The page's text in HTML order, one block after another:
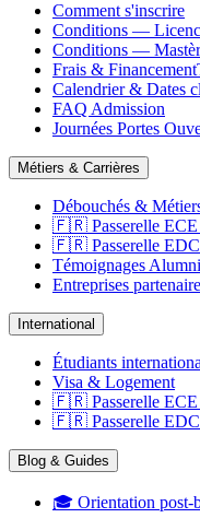
Comment s'inscrire
Conditions —
Conditions —
Frais & Financement
Calendrier & Dates
FAQ Admission
Journées Portes
Métiers & Carrières
Débouchés &
🇫🇷 Passerelle
🇫🇷 Passerelle
Témoignages Alumni
Entreprises
International
Étudiants
Visa & Logement
🇫🇷 Passerelle ECE
🇫🇷 Passerelle EDC
Blog & Guides
🎓 Orientation post-